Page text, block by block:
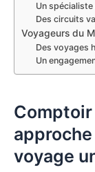
Un
Des circuits
Voyageurs du
Des voyages
Un
Comptoir
voyage